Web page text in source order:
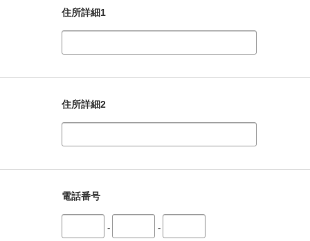
住所詳細1
住所詳細2
電話番号
- -